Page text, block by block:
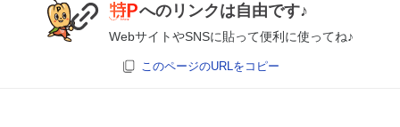
へのリンクは自由です♪
WebサイトやSNSに貼って便利に使ってね♪
このページのURLをコピー